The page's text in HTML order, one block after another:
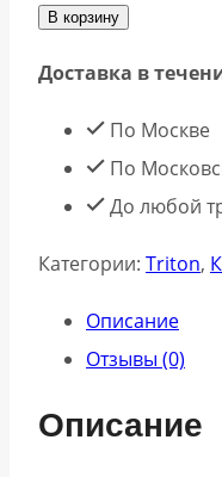
В корзину
Доставка в
По Москве
По
До любой
Категории: Triton,
Описание
Отзывы (0)
Описание